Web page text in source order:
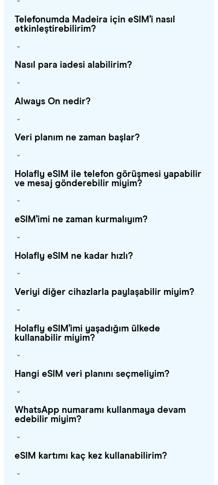
Telefonumda Madeira için eSIM'i nasıl
etkinleştirebilirim?
Nasıl para iadesi alabilirim?
Always On nedir?
Veri planım ne zaman başlar?
Holafly eSIM ile telefon görüşmesi yapabilir
ve mesaj gönderebilir miyim?
eSIM'imi ne zaman kurmalıyım?
Holafly eSIM ne kadar hızlı?
Veriyi diğer cihazlarla paylaşabilir miyim?
Holafly eSIM'imi yaşadığım ülkede
kullanabilir miyim?
Hangi eSIM veri planını seçmeliyim?
WhatsApp numaramı kullanmaya devam
edebilir miyim?
eSIM kartımı kaç kez kullanabilirim?